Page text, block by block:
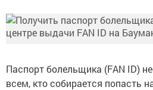
Паспорт болельщика (FAN ID)
всем, кто собирается попасть